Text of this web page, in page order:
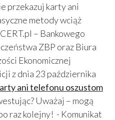
przekazuj karty ani
metody wciąż
– Bankowego
ZBP oraz Biura
Ekonomicznej
z dnia 23 października
ani telefonu oszustom
Uważaj – mogą
raz kolejny! - Komunikat